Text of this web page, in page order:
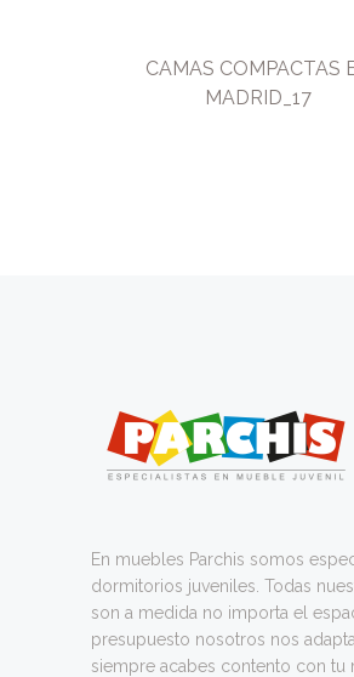
CAMAS COMPACTAS
MADRID_17
En muebles Parchis somos
dormitorios juveniles. Todas
son a medida no importa el
presupuesto nosotros nos
siempre acabes contento con tu